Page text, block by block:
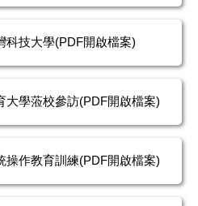
科技大學(PDF開啟檔案)
大學蒞校參訪(PDF開啟檔案)
操作教育訓練(PDF開啟檔案)